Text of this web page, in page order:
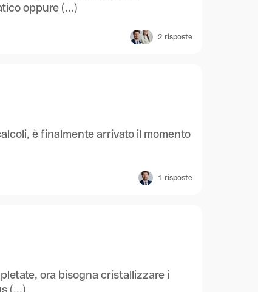
oppure (...)
2 risposte
è finalmente arrivato il momento
1 risposte
ora bisogna cristallizzare i
(...)